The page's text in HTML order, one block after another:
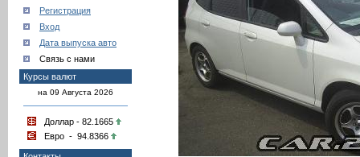
Регистрация
Вход
Дата выпуска авто
Связь с нами
Курсы валют
на 09 Августа 2026
Доллар - 82.1665
Евро - 94.8366